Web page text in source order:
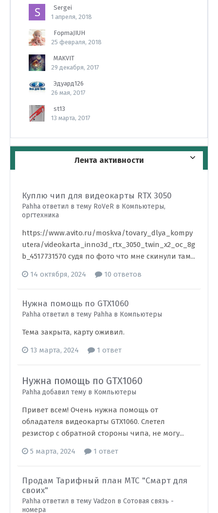
Sergei
1 апреля, 2018
FopmaJIUH
25 февраля, 2018
MAKVIT
29 декабря, 2017
Эдуард126
26 мая, 2017
st13
13 марта, 2017
Лента активности
Куплю чип для видеокарты RTX 3050
Pahha ответил в тему RoVeR в Компьютеры,
оргтехника
https://www.avito.ru/moskva/tovary_dlya_kompy
utera/videokarta_inno3d_rtx_3050_twin_x2_oc_8g
b_4517731570 судя по фото что мне скинули там...
14 октября, 2024 10 ответов
Нужна помощь по GTX1060
Pahha ответил в тему Pahha в Компьютеры
Тема закрыта, карту оживил.
13 марта, 2024 1 ответ
Нужна помощь по GTX1060
Pahha добавил тему в Компьютеры
Привет всем! Очень нужна помощь от
обладателя видеокарты GTX1060. Слетел
резистор с обратной стороны чипа, не могу...
5 марта, 2024 1 ответ
Продам Тарифный план МТС "Смарт для
своих"
Pahha ответил в тему Vadzon в Сотовая связь -
номера